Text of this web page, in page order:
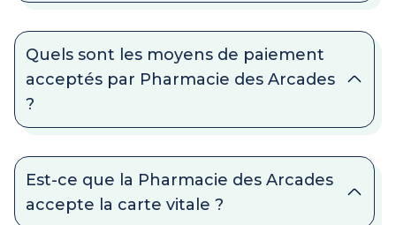
Quels sont les moyens de paiement
acceptés par Pharmacie des Arcades
?
Est-ce que la Pharmacie des Arcades
accepte la carte vitale ?